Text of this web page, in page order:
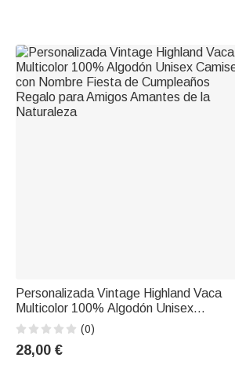
Personalizada Vintage Highland Vaca
Multicolor 100% Algodón Unisex
Camiseta con Nombre Fiesta de
Cumpleaños Regalo para Amigos
Amantes de la Naturaleza
(0)
28,00 €